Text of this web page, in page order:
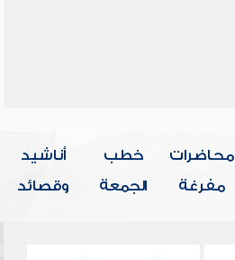
محاضرات
مفرغة
خطب
الجمعة
أناشيد
وقصائد